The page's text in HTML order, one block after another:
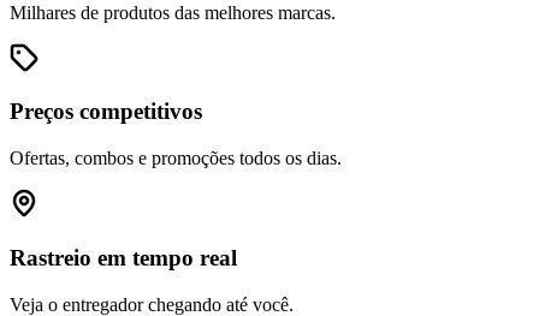
Milhares de produtos das melhores marcas.
Preços competitivos
Ofertas, combos e promoções todos os dias.
Rastreio em tempo real
Veja o entregador chegando até você.